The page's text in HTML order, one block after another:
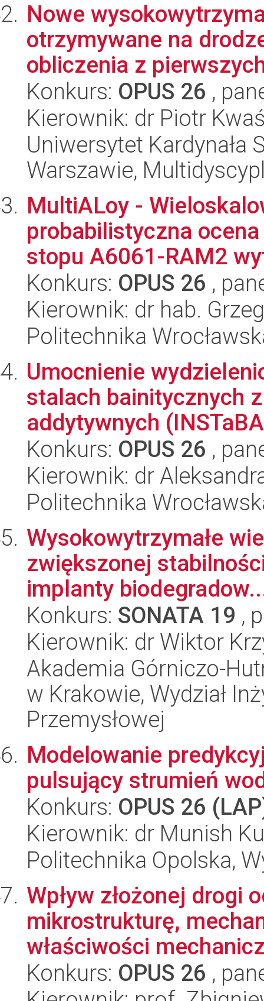
Nowe
otrzymywane na
obliczenia z
Konkurs: OPUS 26 ,
Kierownik: dr Piotr
Uniwersytet Kardynała
Warszawie,
MultiALoy -
probabilistyczna
stopu A6061-RAM2
Konkurs: OPUS 26 ,
Kierownik: dr hab.
Politechnika
Umocnienie
stalach bainitycznych
addytywnych
Konkurs: OPUS 26 ,
Kierownik: dr
Politechnika
Wysokowytrzymałe
zwiększonej
implanty
Konkurs: SONATA 19 ,
Kierownik: dr Wiktor
Akademia Górniczo-
w Krakowie, Wydział
Przemysłowej
Modelowanie
pulsujący strumień
Konkurs: OPUS 26
Kierownik: dr Munish
Politechnika Opolska,
Wpływ złożonej drogi
mikrostrukturę,
właściwości
Konkurs: OPUS 26 ,